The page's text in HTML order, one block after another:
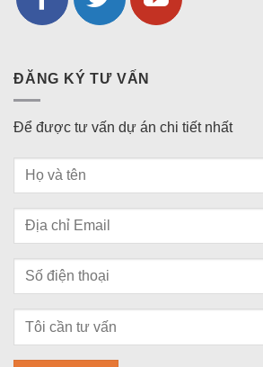
ĐĂNG KÝ TƯ VẤN
Để được tư vấn dự án chi tiết nhất